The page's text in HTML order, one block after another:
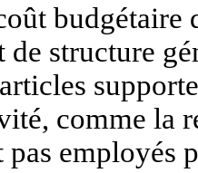
budgétaire
de structure
comme la
pas employés